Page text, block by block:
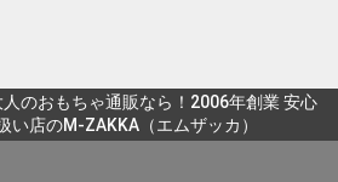
のおもちゃ通販なら！2006年創業 安心
い店のM-ZAKKA（エムザッカ）